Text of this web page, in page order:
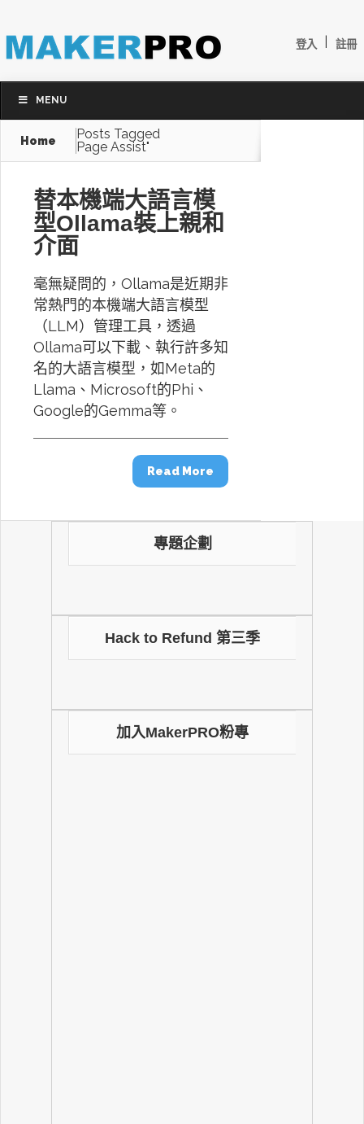
登入 註冊
MENU
Home
Posts Tagged
Page Assist"
替本機端大語言模
型Ollama裝上親和
介面
毫無疑問的，Ollama是近期非
常熱門的本機端大語言模型
（LLM）管理工具，透過
Ollama可以下載、執行許多知
名的大語言模型，如Meta的
Llama、Microsoft的Phi、
Google的Gemma等。
Read More
專題企劃
Hack to Refund 第三季
加入MakerPRO粉專